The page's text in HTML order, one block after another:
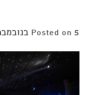
Posted on 5 בנובמבר 2024